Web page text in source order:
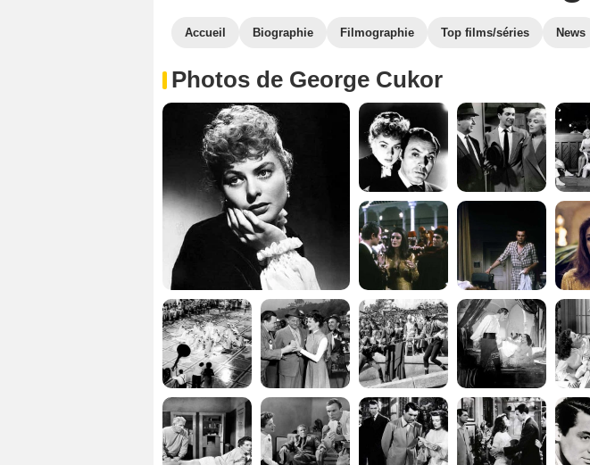
Accueil Biographie Filmographie Top films/séries News
Photos de George Cukor